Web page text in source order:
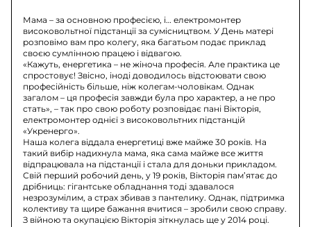
Мама – за основною професією, і… електромонтер
високовольтної підстанції за сумісництвом. У День матері
розповімо вам про колегу, яка багатьом подає приклад
своєю сумлінною працею і відвагою.
«Кажуть, енергетика – не жіноча професія. Але практика це
спростовує! Звісно, іноді доводилось відстоювати свою
професійність більше, ніж колегам-чоловікам. Однак
загалом – ця професія завжди була про характер, а не про
стать», – так про свою роботу розповідає пані Вікторія,
електромонтер однієї з високовольтних підстанцій
«Укренерго».
Наша колега віддала енергетиці вже майже 30 років. На
такий вибір надихнула мама, яка сама майже все життя
відпрацювала на підстанції і стала для доньки прикладом.
Свій перший робочий день, у 19 років, Вікторія пам’ятає до
дрібниць: гігантське обладнання тоді здавалося
незрозумілим, а страх збивав з пантелику. Однак, підтримка
колективу та щире бажання вчитися – зробили свою справу.
З війною та окупацією Вікторія зіткнулась ще у 2014 році.